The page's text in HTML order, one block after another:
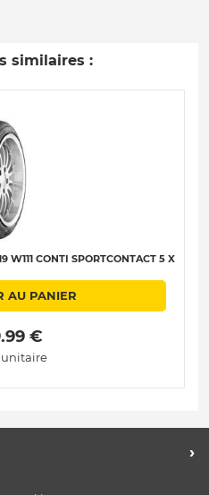
similaires :
W111 CONTI SPORTCONTACT 5 X
AU PANIER
€
unitaire
›